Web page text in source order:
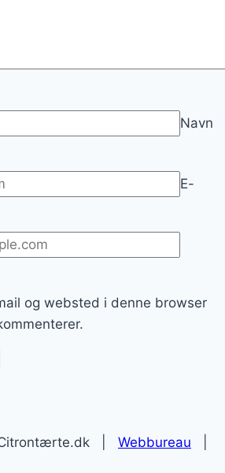
Navn
E-
og websted i denne browser
Citrontærte.dk | Webbureau